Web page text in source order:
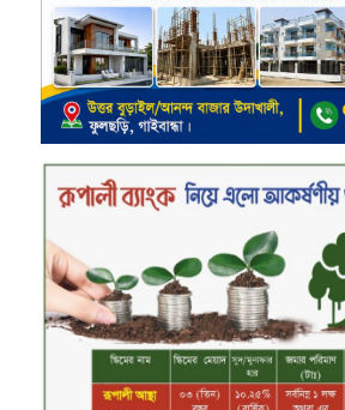
সপ্তাহের শেষ
লেনদেনের
এসেছে শার্প
সপ্তাহের শেষ
দরপতনের শীর্ষে
সপ্তাহের শেষ
শীর্ষে নিটল
সিলেটের
মুখোমুখি সংঘর্ষে